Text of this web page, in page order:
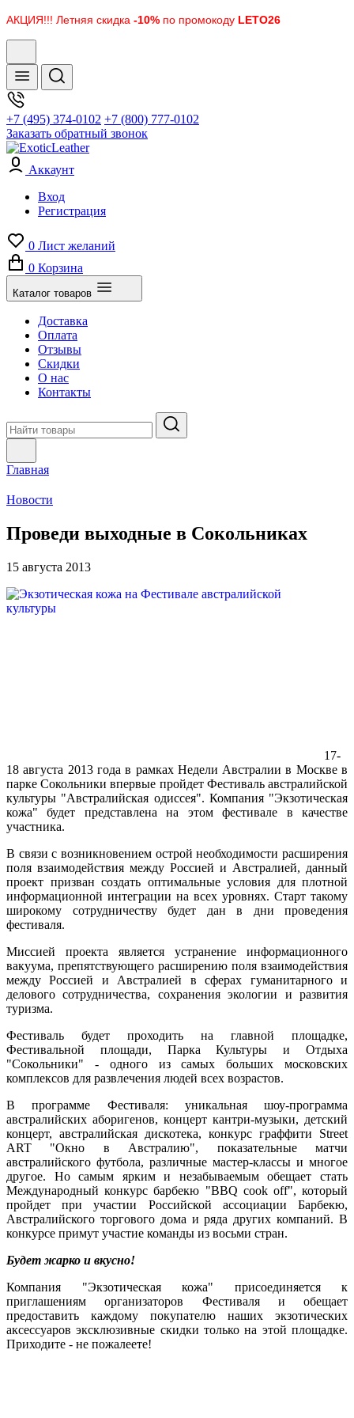
АКЦИЯ!!! Летняя скидка -10% по промокоду LETO26
+7 (495) 374-0102 +7 (800) 777-0102
Заказать обратный звонок
Аккаунт
Вход
Регистрация
0 Лист желаний
0 Корзина
Каталог товаров
Доставка
Оплата
Отзывы
Скидки
О нас
Контакты
Главная
Новости
Проведи выходные в Сокольниках
15 августа 2013
17-
18 августа 2013 года в рамках Недели Австралии в Москве в
парке Сокольники впервые пройдет Фестиваль австралийской
культуры "Австралийская одиссея". Компания "Экзотическая
кожа" будет представлена на этом фестивале в качестве
участника.
В связи с возникновением острой необходимости расширения
поля взаимодействия между Россией и Австралией, данный
проект призван создать оптимальные условия для плотной
информационной интеграции на всех уровнях. Старт такому
широкому сотрудничеству будет дан в дни проведения
фестиваля.
Миссией проекта является устранение информационного
вакуума, препятствующего расширению поля взаимодействия
между Россией и Австралией в сферах гуманитарного и
делового сотрудничества, сохранения экологии и развития
туризма.
Фестиваль будет проходить на главной площадке,
Фестивальной площади, Парка Культуры и Отдыха
"Сокольники" - одного из самых больших московских
комплексов для развлечения людей всех возрастов.
В программе Фестиваля: уникальная шоу-программа
австралийских аборигенов, концерт кантри-музыки, детский
концерт, австралийская дискотека, конкурс граффити Street
ART "Окно в Австралию", показательные матчи
австралийского футбола, различные мастер-классы и многое
другое. Но самым ярким и незабываемым обещает стать
Международный конкурс барбекю "BBQ cook off", который
пройдет при участии Российской ассоциации Барбекю,
Австралийского торгового дома и ряда других компаний. В
конкурсе примут участие команды из восьми стран.
Будет жарко и вкусно!
Компания "Экзотическая кожа" присоединяется к
приглашениям организаторов Фестиваля и обещает
предоставить каждому покупателю наших экзотических
аксессуаров эксклюзивные скидки только на этой площадке.
Приходите - не пожалеете!